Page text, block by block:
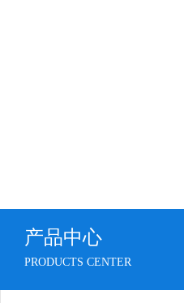
产品中心
PRODUCTS CENTER